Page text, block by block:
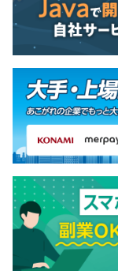
【カルチャー】
「自分の成長と
敗を恐れず常に
になっています。
男女比は4：6で
ケーションはとて
す。
未経験者からク
クグラウンドは
れています。
組織は究極にフ
ー、全メンバー